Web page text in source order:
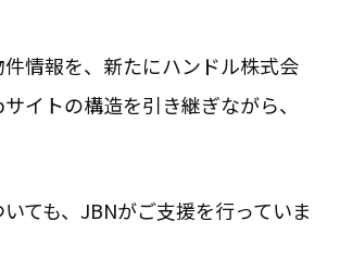
情報を、新たにハンドル株式会
イトの構造を引き継ぎながら、
ても、JBNがご支援を行っていま